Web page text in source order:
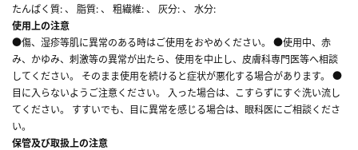
たんぱく質: 、 脂質: 、 粗繊維: 、 灰分: 、 水分:
使用上の注意
●傷、湿疹等肌に異常のある時はご使用をおやめください。 ●使用中、赤
み、かゆみ、刺激等の異常が出たら、使用を中止し、皮膚科専門医等へ相談
してください。 そのまま使用を続けると症状が悪化する場合があります。 ●
目に入らないようご注意ください。 入った場合は、こすらずにすぐ洗い流し
てください。 すすいでも、目に異常を感じる場合は、眼科医にご相談くださ
い。
保管及び取扱上の注意